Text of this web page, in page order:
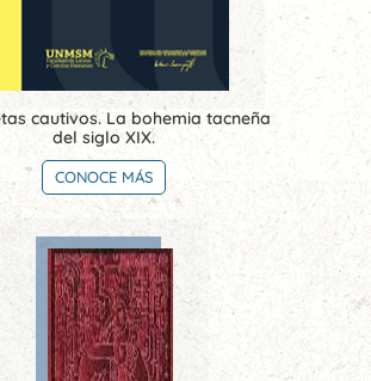
cautivos. La bohemia tacneña
del siglo XIX.
CONOCE MÁS